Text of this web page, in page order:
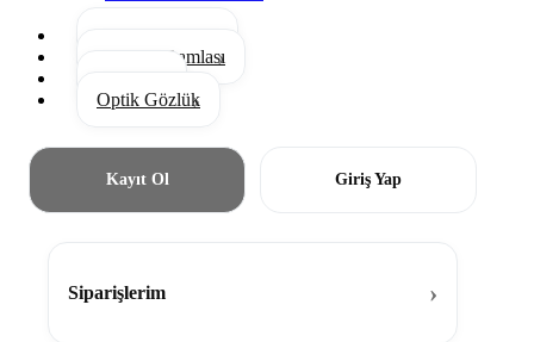
Gözyaşı Damlası
Optik Gözlük
Kayıt Ol Giriş Yap
Siparişlerim